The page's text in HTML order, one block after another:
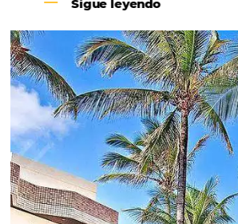
Revenue
Hotelaria:
Para tomar decisões
crescimento para o negócio
Revenue Management é
hoteleiro possua dados
de tendências sobre o setor.